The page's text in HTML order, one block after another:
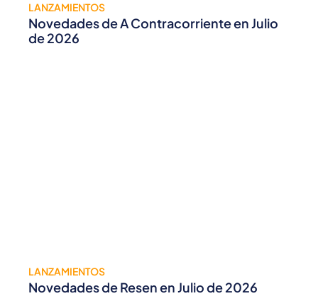
LANZAMIENTOS
Novedades de A Contracorriente en Julio
de 2026
LANZAMIENTOS
Novedades de Resen en Julio de 2026